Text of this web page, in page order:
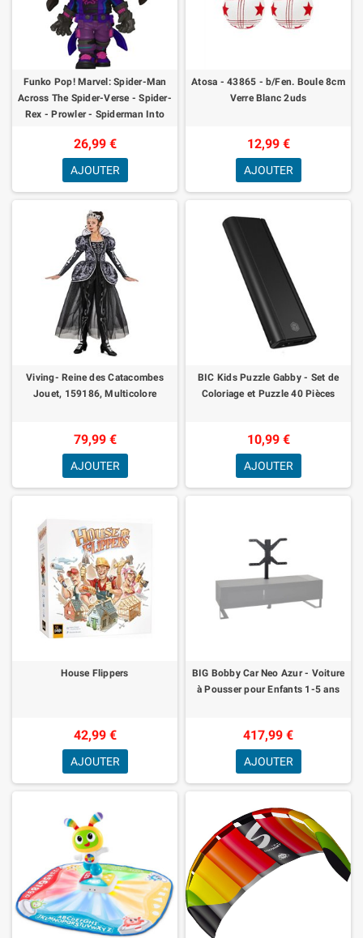
Funko Pop! Marvel: Spider-Man
Across The Spider-Verse - Spider-
Rex - Prowler - Spiderman Into
26,99 €
AJOUTER
Atosa - 43865 - b/Fen. Boule 8cm
Verre Blanc 2uds
12,99 €
AJOUTER
Viving- Reine des Catacombes
Jouet, 159186, Multicolore
79,99 €
AJOUTER
BIC Kids Puzzle Gabby - Set de
Coloriage et Puzzle 40 Pièces
10,99 €
AJOUTER
House Flippers
42,99 €
AJOUTER
BIG Bobby Car Neo Azur - Voiture
à Pousser pour Enfants 1-5 ans
417,99 €
AJOUTER